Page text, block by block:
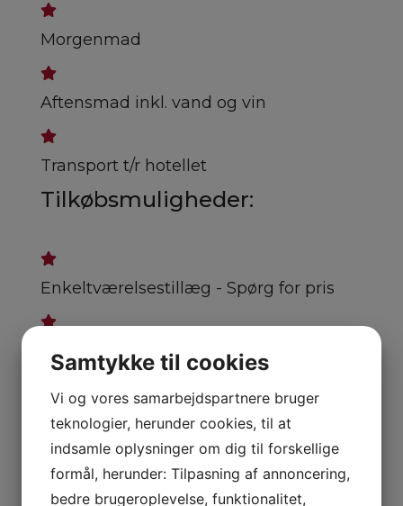
Morgenmad
Aftensmad inkl. vand og vin
Transport t/r hotellet
Tilkøbsmuligheder:
Enkeltværelsestillæg - Spørg for pris
Tilkøb All Inklusive - Spørg for pris
Kontakt os for mulighederne
Navn *
Samtykke til cookies
Vi og vores samarbejdspartnere bruger
teknologier, herunder cookies, til at
indsamle oplysninger om dig til forskellige
formål, herunder: Tilpasning af annoncering,
bedre brugeroplevelse, funktionalitet,